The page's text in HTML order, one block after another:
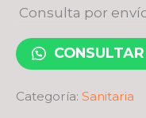
Consulta por
Categoría: Sanitaria